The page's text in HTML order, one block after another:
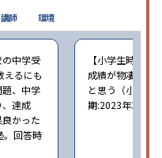
の中学受
えるにも
、中学
達成
かった
。回答時
【小学生時の通
成績が物凄く悪
と思う（小学6
期:2023年3月）
講師 環境